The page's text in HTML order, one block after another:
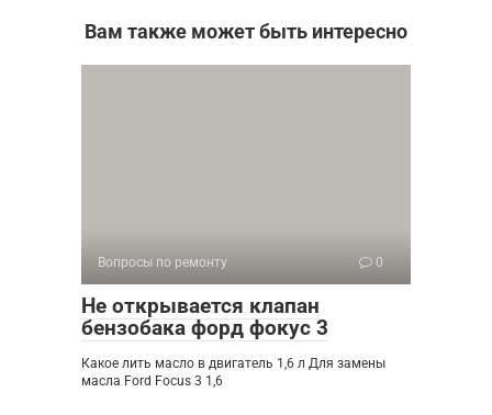
Вам также может быть интересно
Вопросы по ремонту 0
Не открывается клапан
бензобака форд фокус 3
Какое лить масло в двигатель 1,6 л Для замены
масла Ford Focus 3 1,6